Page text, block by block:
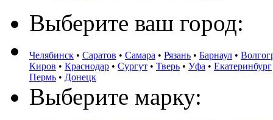
Выберите ваш город:
Челябинск • Саратов • Самара • Рязань • Барнаул •
Киров • Краснодар • Сургут • Тверь • Уфа • Екатеринбург
Пермь • Донецк
Выберите марку: